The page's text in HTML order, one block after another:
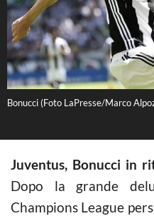
Bonucci (Foto LaPresse/Marco
Juventus, Bonucci in
Dopo la grande
Champions League